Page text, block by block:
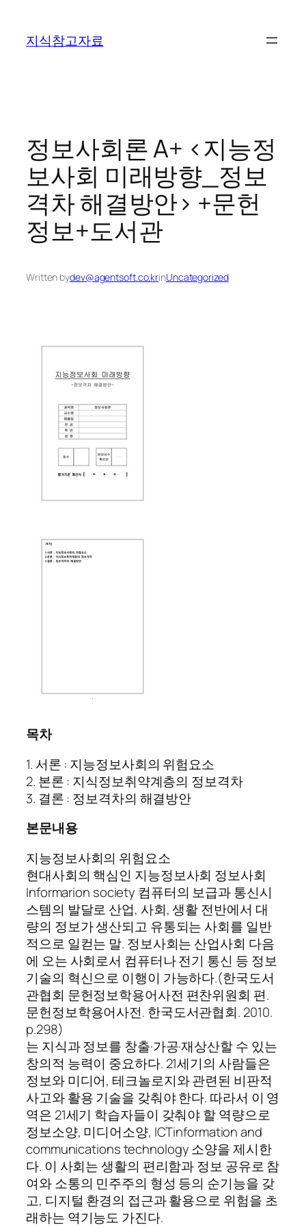
지식참고자료
정보사회론 A+ <지능정
보사회 미래방향_정보
격차 해결방안> +문헌
정보+도서관
Written bydev@agentsoft.co.krinUncategorized
목차
1. 서론 : 지능정보사회의 위험요소
2. 본론 : 지식정보취약계층의 정보격차
3. 결론 : 정보격차의 해결방안
본문내용
지능정보사회의 위험요소
현대사회의 핵심인 지능정보사회 정보사회
Informarion society 컴퓨터의 보급과 통신시
스템의 발달로 산업, 사회, 생활 전반에서 대
량의 정보가 생산되고 유통되는 사회를 일반
적으로 일컫는 말. 정보사회는 산업사회 다음
에 오는 사회로서 컴퓨터나 전기 통신 등 정보
기술의 혁신으로 이행이 가능하다.(한국도서
관협회 문헌정보학용어사전 편찬위원회 편.
문헌정보학용어사전. 한국도서관협회. 2010.
p.298)
는 지식과 정보를 창출·가공·재상산할 수 있는
창의적 능력이 중요하다. 21세기의 사람들은
정보와 미디어, 테크놀로지와 관련된 비판적
사고와 활용 기술을 갖춰야 한다. 따라서 이 영
역은 21세기 학습자들이 갖춰야 할 역량으로
정보소양, 미디어소양, ICTinformation and
communications technology 소양을 제시한
다. 이 사회는 생활의 편리함과 정보 공유로 참
여와 소통의 민주주의 형성 등의 순기능을 갖
고, 디지털 환경의 접근과 활용으로 위험을 초
래하는 역기능도 가진다.